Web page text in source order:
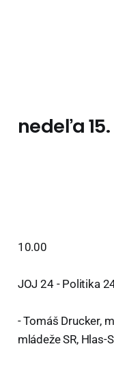
nedeľa
10.00
JOJ 24 - Politika
- Tomáš Drucker,
mládeže SR, Hlas-